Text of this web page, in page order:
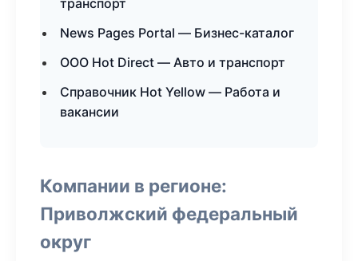
транспорт
News Pages Portal — Бизнес-каталог
ООО Hot Direct — Авто и транспорт
Справочник Hot Yellow — Работа и
вакансии
Компании в регионе:
Приволжский федеральный
округ